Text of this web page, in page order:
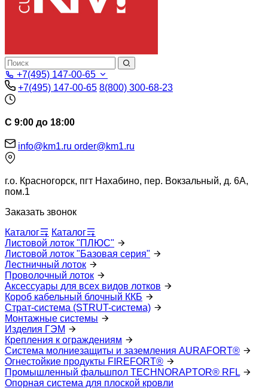
+7(495) 147-00-65
+7(495) 147-00-65 8(800) 300-68-23
С 9:00 до 18:00
info@km1.ru order@km1.ru
г.о. Красногорск, пгт Нахабино, пер. Вокзальный, д. 6А,
пом.1
Заказать звонок
Каталог
Каталог
Листовой лоток "ПЛЮС"
Листовой лоток "Базовая серия"
Лестничный лоток
Проволочный лоток
Аксессуары для всех видов лотков
Короб кабельный блочный ККБ
Страт-система (STRUT-система)
Монтажные системы
Изделия ГЭМ
Крепления к ограждениям
Система молниезащиты и заземления AURAFORT®
Огнестойкие продукты FIREFORT®
Промышленный фальшпол TECHNORAPTOR® RFL
Опорная система для плоской кровли